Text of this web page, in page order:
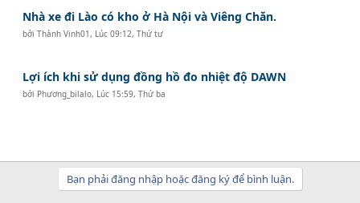
Nhà xe đi Lào có kho ở Hà Nội và Viêng Chăn.
bởiThành Vinh01 , Lúc 09:12, Thứ tư
Lợi ích khi sử dụng đồng hồ đo nhiệt độ DAWN
bởi Phương_bilalo, Lúc 15:59, Thứ ba
Bạn phải đăng nhập hoặc đăng ký để bình luận.